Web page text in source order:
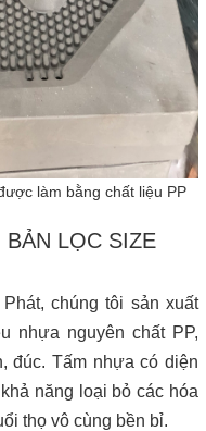
làm bằng chất liệu PP
LỌC SIZE
chúng tôi sản xuất
nhựa nguyên chất PP,
đúc. Tấm nhựa có diện
năng loại bỏ các hóa
thọ vô cùng bền bỉ.